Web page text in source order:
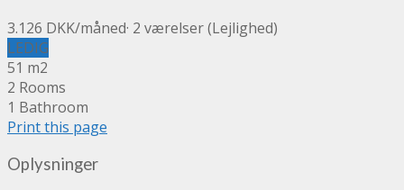
3.126 DKK/måned· 2 værelser(Lejlighed)
LEDIG
51 m2
2 Rooms
1 Bathroom
Print this page
Oplysninger